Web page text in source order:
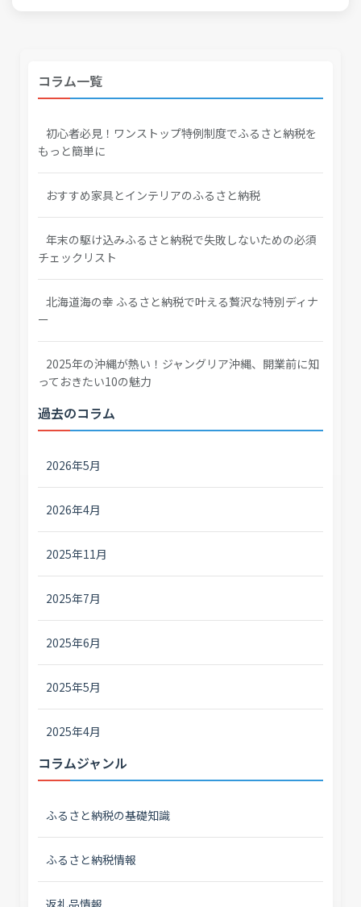
コラム一覧
初心者必見！ワンストップ特例制度でふるさと納税を
もっと簡単に
おすすめ家具とインテリアのふるさと納税
年末の駆け込みふるさと納税で失敗しないための必須
チェックリスト
北海道海の幸 ふるさと納税で叶える贅沢な特別ディナ
ー
2025年の沖縄が熱い！ジャングリア沖縄、開業前に知
っておきたい10の魅力
過去のコラム
2026年5月
2026年4月
2025年11月
2025年7月
2025年6月
2025年5月
2025年4月
コラムジャンル
ふるさと納税の基礎知識
ふるさと納税情報
返礼品情報